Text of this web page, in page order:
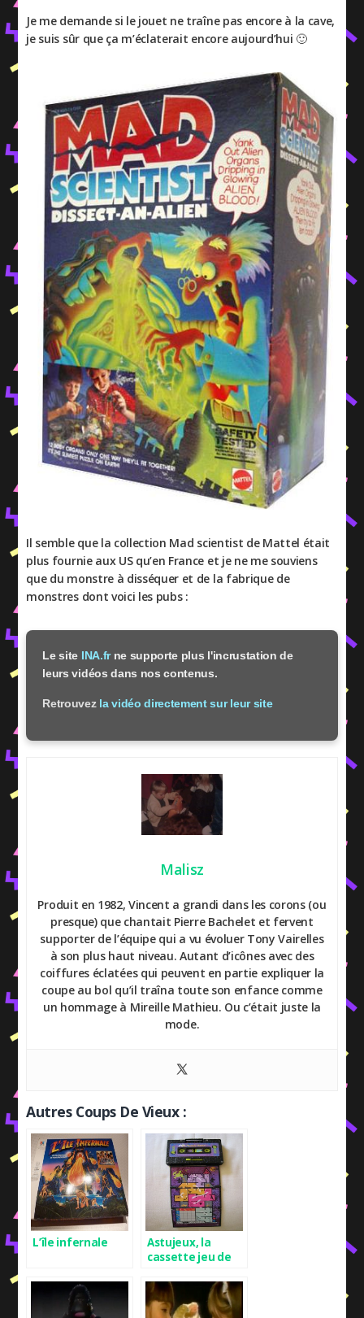
Je me demande si le jouet ne traîne pas encore à la cave,
je suis sûr que ça m’éclaterait encore aujourd’hui 🙂
Il semble que la collection Mad scientist de Mattel était
plus fournie aux US qu’en France et je ne me souviens
que du monstre à disséquer et de la fabrique de
monstres dont voici les pubs :
Le site INA.frne supporte plus l'incrustation de
leurs vidéos dans nos contenus.
Retrouvez la vidéo directement sur leur site
Malisz
Produit en 1982, Vincent a grandi dans les corons (ou
presque) que chantait Pierre Bachelet et fervent
supporter de l’équipe qui a vu évoluer Tony Vairelles
à son plus haut niveau. Autant d’icônes avec des
coiffures éclatées qui peuvent en partie expliquer la
coupe au bol qu’il traîna toute son enfance comme
un hommage à Mireille Mathieu. Ou c’était juste la
mode.
Autres Coups De Vieux :
L’île infernale
Astujeux, la
cassette jeu de